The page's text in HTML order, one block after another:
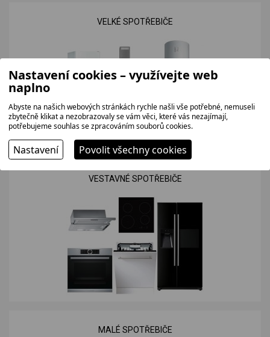
VELKÉ SPOTŘEBIČE
VESTAVNÉ SPOTŘEBIČE
MALÉ SPOTŘEBIČE
Nastavení cookies – využívejte web
naplno
Abyste na našich webových stránkách rychle našli vše potřebné, nemuseli
zbytečně klikat a nezobrazovaly se vám věci, které vás nezajímají,
potřebujeme souhlas se zpracováním souborů cookies.
Nastavení Povolit všechny cookies